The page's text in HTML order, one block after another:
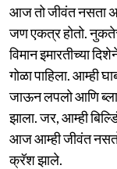
आज तो जीवंत नसता
जण एकत्र होतो.
विमान इमारतीच्या
गोळा पाहिला. आम्ही
जाऊन लपलो आणि
झाला. जर, आम्ही
आज आम्ही जीवंत नसतो.
क्रॅश झाले.